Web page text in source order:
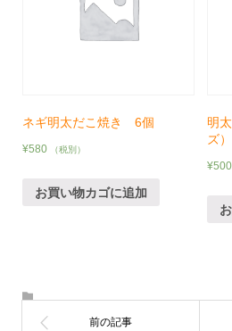
ネギ明太だこ焼き 6個
¥580 （税別）
お買い物カゴに追加
明
ズ
¥500